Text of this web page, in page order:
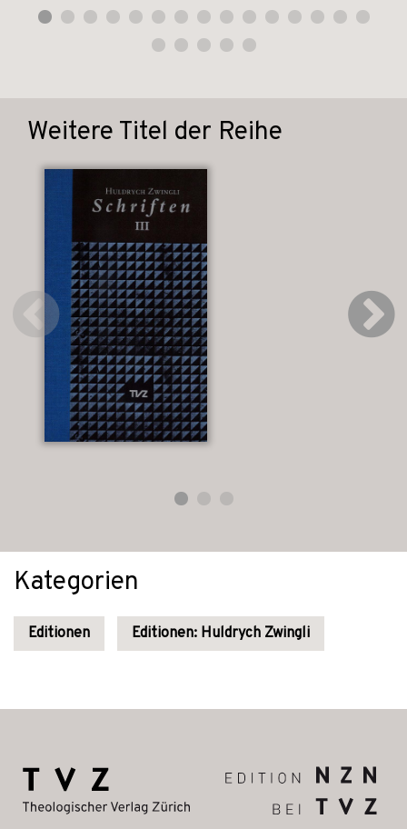
Weitere Titel der Reihe
Kategorien
Editionen Editionen: Huldrych Zwingli